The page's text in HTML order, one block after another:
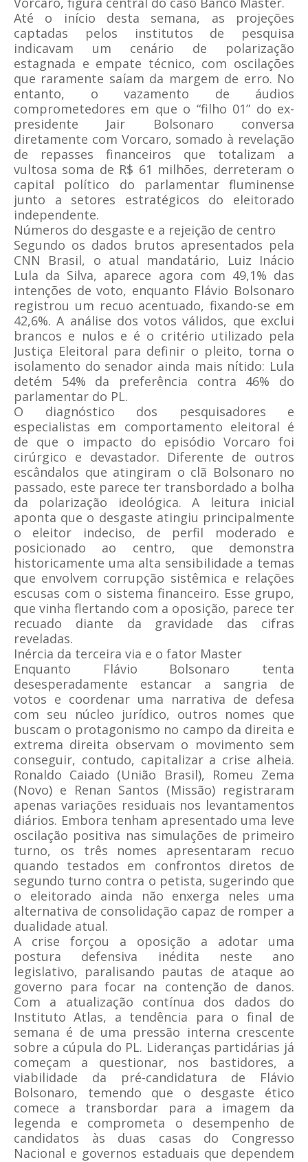
Até o início desta semana, as projeções
captadas pelos institutos de pesquisa
indicavam um cenário de polarização
estagnada e empate técnico, com oscilações
que raramente saíam da margem de erro. No
entanto, o vazamento de áudios
comprometedores em que o “filho 01” do ex-
presidente Jair Bolsonaro conversa
diretamente com Vorcaro, somado à revelação
de repasses financeiros que totalizam a
vultosa soma de R$ 61 milhões, derreteram o
capital político do parlamentar fluminense
junto a setores estratégicos do eleitorado
independente.
Números do desgaste e a rejeição de centro
Segundo os dados brutos apresentados pela
CNN Brasil, o atual mandatário, Luiz Inácio
Lula da Silva, aparece agora com 49,1% das
intenções de voto, enquanto Flávio Bolsonaro
registrou um recuo acentuado, fixando-se em
42,6%. A análise dos votos válidos, que exclui
brancos e nulos e é o critério utilizado pela
Justiça Eleitoral para definir o pleito, torna o
isolamento do senador ainda mais nítido: Lula
detém 54% da preferência contra 46% do
parlamentar do PL.
O diagnóstico dos pesquisadores e
especialistas em comportamento eleitoral é
de que o impacto do episódio Vorcaro foi
cirúrgico e devastador. Diferente de outros
escândalos que atingiram o clã Bolsonaro no
passado, este parece ter transbordado a bolha
da polarização ideológica. A leitura inicial
aponta que o desgaste atingiu principalmente
o eleitor indeciso, de perfil moderado e
posicionado ao centro, que demonstra
historicamente uma alta sensibilidade a temas
que envolvem corrupção sistêmica e relações
escusas com o sistema financeiro. Esse grupo,
que vinha flertando com a oposição, parece ter
recuado diante da gravidade das cifras
reveladas.
Inércia da terceira via e o fator Master
Enquanto Flávio Bolsonaro tenta
desesperadamente estancar a sangria de
votos e coordenar uma narrativa de defesa
com seu núcleo jurídico, outros nomes que
buscam o protagonismo no campo da direita e
extrema direita observam o movimento sem
conseguir, contudo, capitalizar a crise alheia.
Ronaldo Caiado (União Brasil), Romeu Zema
(Novo) e Renan Santos (Missão) registraram
apenas variações residuais nos levantamentos
diários. Embora tenham apresentado uma leve
oscilação positiva nas simulações de primeiro
turno, os três nomes apresentaram recuo
quando testados em confrontos diretos de
segundo turno contra o petista, sugerindo que
o eleitorado ainda não enxerga neles uma
alternativa de consolidação capaz de romper a
dualidade atual.
A crise forçou a oposição a adotar uma
postura defensiva inédita neste ano
legislativo, paralisando pautas de ataque ao
governo para focar na contenção de danos.
Com a atualização contínua dos dados do
Instituto Atlas, a tendência para o final de
semana é de uma pressão interna crescente
sobre a cúpula do PL. Lideranças partidárias já
começam a questionar, nos bastidores, a
viabilidade da pré-candidatura de Flávio
Bolsonaro, temendo que o desgaste ético
comece a transbordar para a imagem da
legenda e comprometa o desempenho de
candidatos às duas casas do Congresso
Nacional e governos estaduais que dependem